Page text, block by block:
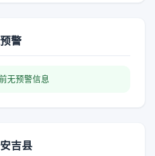
警
无预警信息
吉县